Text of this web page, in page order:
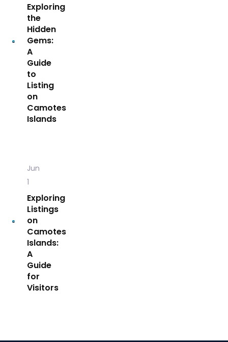
Exploring
the
Hidden
Gems:
A
Guide
to
Listing
on
Camotes
Islands
Jun
1
Exploring
Listings
on
Camotes
Islands:
A
Guide
for
Visitors